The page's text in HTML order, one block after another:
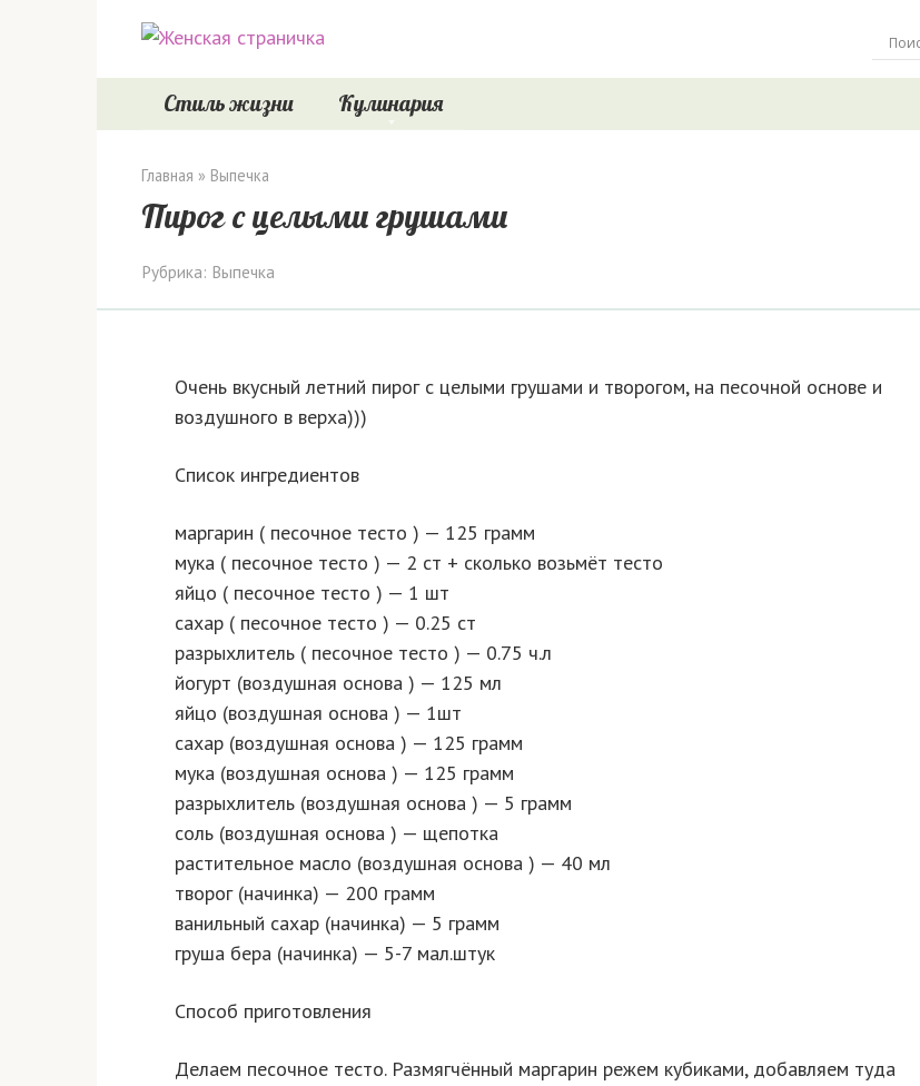
Стиль жизни Кулинария
Главная » Выпечка
Пирог с целыми грушами
Рубрика: Выпечка
Очень вкусный летний пирог с целыми грушами и творогом, на песочной основе и
воздушного в верха)))
Список ингредиентов
маргарин ( песочное тесто ) — 125 грамм
мука ( песочное тесто ) — 2 ст + сколько возьмёт тесто
яйцо ( песочное тесто ) — 1 шт
сахар ( песочное тесто ) — 0.25 ст
разрыхлитель ( песочное тесто ) — 0.75 ч.л
йогурт (воздушная основа ) — 125 мл
яйцо (воздушная основа ) — 1шт
сахар (воздушная основа ) — 125 грамм
мука (воздушная основа ) — 125 грамм
разрыхлитель (воздушная основа ) — 5 грамм
соль (воздушная основа ) — щепотка
растительное масло (воздушная основа ) — 40 мл
творог (начинка) — 200 грамм
ванильный сахар (начинка) — 5 грамм
груша бера (начинка) — 5-7 мал.штук
Способ приготовления
Делаем песочное тесто. Размягчённый маргарин режем кубиками, добавляем туда